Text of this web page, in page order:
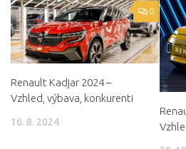
0
Renault Kadjar 2024 –
Vzhled, výbava, konkurenti
16. 8. 2024